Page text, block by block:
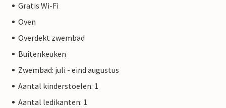
Gratis Wi-Fi
Oven
Overdekt zwembad
Buitenkeuken
Zwembad: juli - eind augustus
Aantal kinderstoelen: 1
Aantal ledikanten: 1